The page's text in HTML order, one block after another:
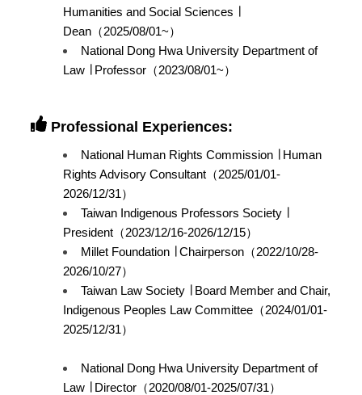
Humanities and Social Sciences ∣
Dean（2025/08/01~）
National Dong Hwa University Department of
Law ∣ Professor（2023/08/01~）
Professional Experiences:
National Human Rights Commission ∣ Human
Rights Advisory Consultant（2025/01/01-
2026/12/31）
Taiwan Indigenous Professors Society ∣
President（2023/12/16-2026/12/15）
Millet Foundation ∣ Chairperson（2022/10/28-
2026/10/27）
Taiwan Law Society ∣ Board Member and Chair,
Indigenous Peoples Law Committee（2024/01/01-
2025/12/31）
National Dong Hwa University Department of
Law ∣ Director（2020/08/01-2025/07/31）